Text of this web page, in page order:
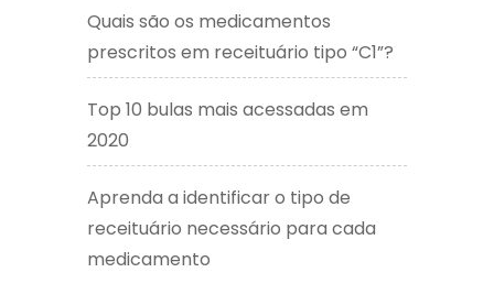
Quais são os medicamentos
prescritos em receituário tipo “C1”?
Top 10 bulas mais acessadas em
2020
Aprenda a identificar o tipo de
receituário necessário para cada
medicamento